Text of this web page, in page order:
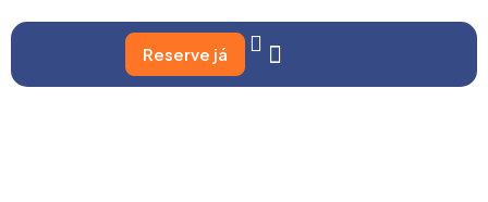
Reserve já